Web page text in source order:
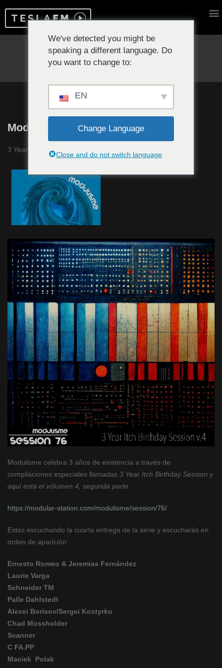
Reproduciendo ahora:
Modulisme #7
3 Year Itch Birthday Session volúmen 4, 2 parte
Modulisme celebra 3 años de existencia a través de
compilaciones especiales llamadas 3 Year Itch Birthday Session y
aquí está el vólumen 4, segunda parte
https://modular-station.com/modulisme/session/76/
Estás escuchando la cuarta entrega de la serie y escucharás en
orden de aparición:
Ernesto Romeo & Jeremias Fernández
Laurie Varga
Schneider TM
Palle Dahlstedt
Alexei Borisov/Sergei Kostyrko
Chad Mossholder
Scanner
C FA.PP
Maciek Polak
We've detected you might be
speaking a different language. Do
you want to change to:
EN
Change Language
Close and do not switch language